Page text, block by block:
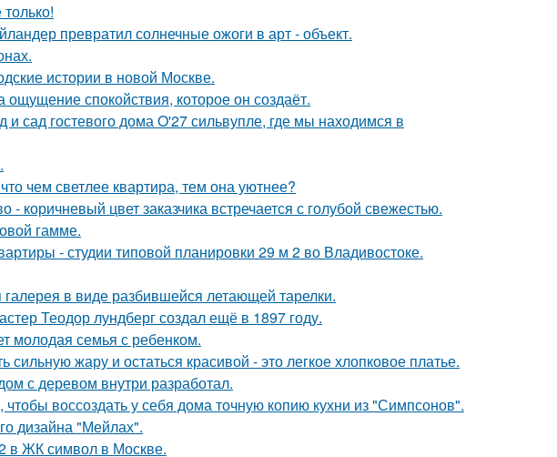
превратил солнечные ожоги в арт - объект.
истории в новой Москве.
спокойствия, которое он создаёт.
сад гостевого дома O'27 сильвупле, где мы находимся в
чем светлее квартира, тем она уютнее?
коричневый цвет заказчика встречается с голубой свежестью.
гамме.
- студии типовой планировки 29 м 2 во Владивостоке.
галерея в виде разбившейся летающей тарелки.
Теодор лундберг создал ещё в 1897 году.
молодая семья с ребенком.
жару и остаться красивой - это легкое хлопковое платье.
с деревом внутри разработал.
воссоздать у себя дома точную копию кухни из "Симпсонов".
дизайна "Мейлах".
в ЖК символ в Москве.